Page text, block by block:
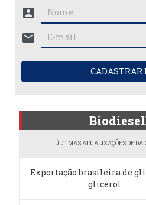
account_box
mail
ÚLTIMAS ATUALIZAÇÕES DE
Exportação brasileira de
glicerol